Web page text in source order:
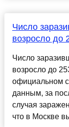
Число
возросло до
Число
возросло до
официальном
данным, за
случая
что в Москве